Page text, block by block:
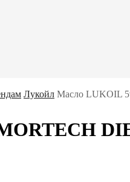
Лукойл Масло LUKOIL